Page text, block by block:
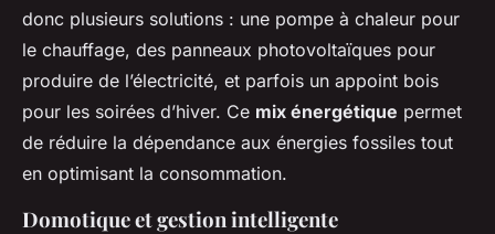
donc plusieurs solutions : une pompe à chaleur pour
le chauffage, des panneaux photovoltaïques pour
produire de l’électricité, et parfois un appoint bois
pour les soirées d’hiver. Ce mix énergétique permet
de réduire la dépendance aux énergies fossiles tout
en optimisant la consommation.
Domotique et gestion intelligente